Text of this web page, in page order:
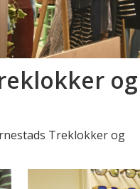
og
Treklokker og